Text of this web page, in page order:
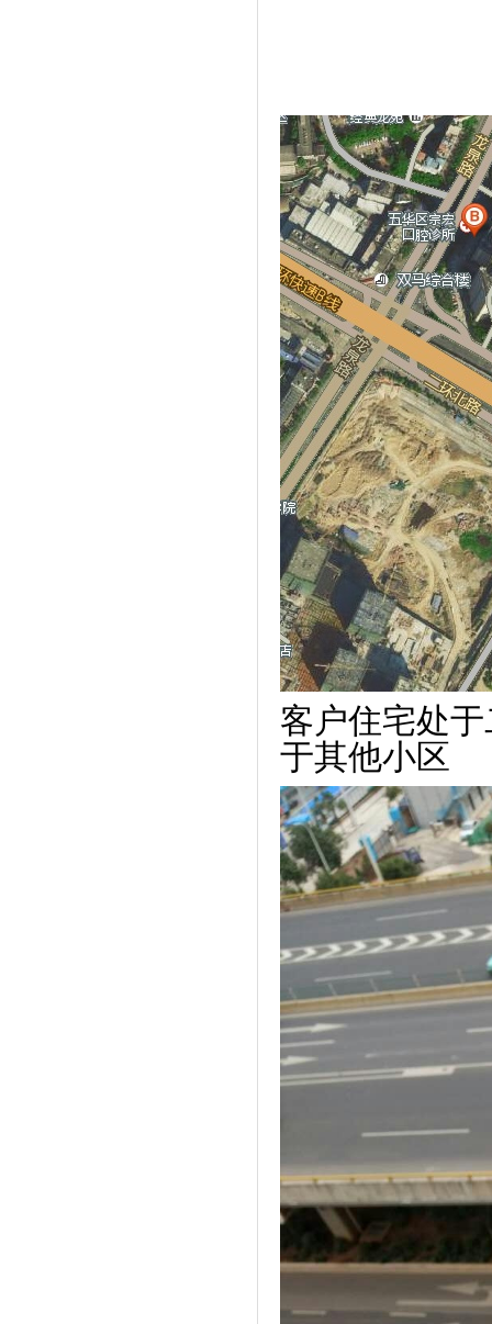
客户住宅处
于其他小区